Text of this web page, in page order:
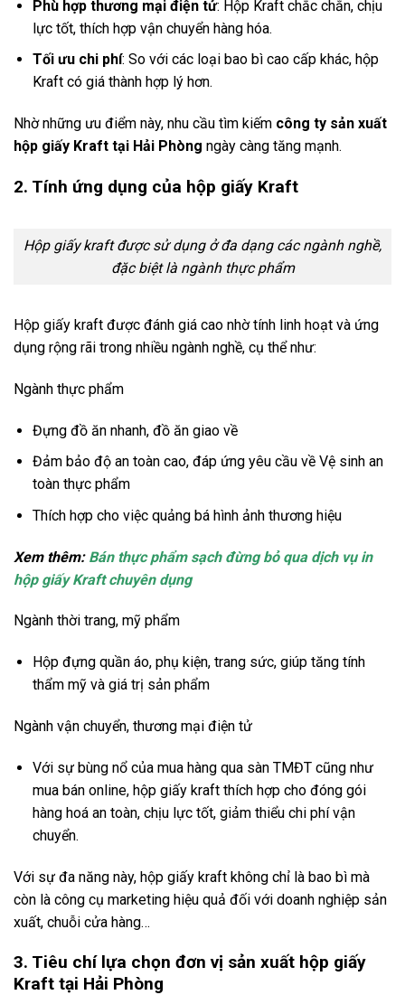
Phù hợp thương mại điện tử: Hộp Kraft chắc chắn, chịu
lực tốt, thích hợp vận chuyển hàng hóa.
Tối ưu chi phí: So với các loại bao bì cao cấp khác, hộp
Kraft có giá thành hợp lý hơn.
Nhờ những ưu điểm này, nhu cầu tìm kiếm công ty sản xuất
hộp giấy Kraft tại Hải Phòng ngày càng tăng mạnh.
2. Tính ứng dụng của hộp giấy Kraft
Hộp giấy kraft được sử dụng ở đa dạng các ngành nghề,
đặc biệt là ngành thực phẩm
Hộp giấy kraft được đánh giá cao nhờ tính linh hoạt và ứng
dụng rộng rãi trong nhiều ngành nghề, cụ thể như:
Ngành thực phẩm
Đựng đồ ăn nhanh, đồ ăn giao về
Đảm bảo độ an toàn cao, đáp ứng yêu cầu về Vệ sinh an
toàn thực phẩm
Thích hợp cho việc quảng bá hình ảnh thương hiệu
Xem thêm: Bán thực phẩm sạch đừng bỏ qua dịch vụ in
hộp giấy Kraft chuyên dụng
Ngành thời trang, mỹ phẩm
Hộp đựng quần áo, phụ kiện, trang sức, giúp tăng tính
thẩm mỹ và giá trị sản phẩm
Ngành vận chuyển, thương mại điện tử
Với sự bùng nổ của mua hàng qua sàn TMĐT cũng như
mua bán online, hộp giấy kraft thích hợp cho đóng gói
hàng hoá an toàn, chịu lực tốt, giảm thiểu chi phí vận
chuyển.
Với sự đa năng này, hộp giấy kraft không chỉ là bao bì mà
còn là công cụ marketing hiệu quả đối với doanh nghiệp sản
xuất, chuỗi cửa hàng…
3. Tiêu chí lựa chọn đơn vị sản xuất hộp giấy
Kraft tại Hải Phòng